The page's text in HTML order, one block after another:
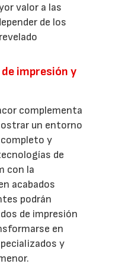
valor a las
de los
impresión y
complementa
un entorno
y
de
con la
acabados
podrán
de impresión
en
y